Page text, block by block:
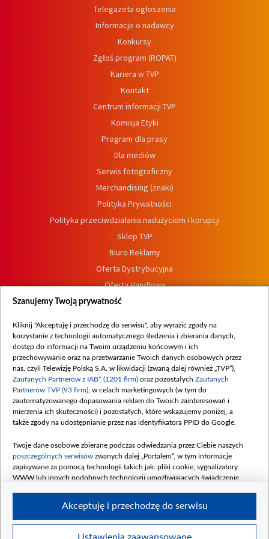
Telegazeta ogłoszenia
Informacje o nadawcy
Konkursy
Zgłoś program (ROPAT)
Kariera w TVP
Kontakt
Centrum informacji TVP
Komisja Etyki
Program dla prasy
Dla mediów
Serwis fotograficzny
Merchandising (znaki)
Polityka Prywatności
Polityka przeciwdziałania nadużyciom i korupcji
Sklep TVP
Biuro Reklamy
Oferta Dystrybucyjna
Oferta Handlowa
Dostępność
Procedura zgłoszeń wewnętrznych
Szanujemy Twoją prywatność
Kliknij "Akceptuję i przechodzę do serwisu", aby wyrazić zgody na
korzystanie z technologii automatycznego śledzenia i zbierania danych,
dostęp do informacji na Twoim urządzeniu końcowym i ich
przechowywanie oraz na przetwarzanie Twoich danych osobowych przez
nas, czyli Telewizję Polską S.A. w likwidacji (zwaną dalej również „TVP”),
Zaufanych Partnerów z IAB* (1201 firm) oraz pozostałych Zaufanych
Partnerów TVP (93 firm) , w celach marketingowych (w tym do
zautomatyzowanego dopasowania reklam do Twoich zainteresowań i
mierzenia ich skuteczności) i pozostałych, które wskazujemy poniżej, a
także zgody na udostępnianie przez nas identyfikatora PPID do Google.
Twoje dane osobowe zbierane podczas odwiedzania przez Ciebie naszych
poszczególnych serwisów zwanych dalej „Portalem”, w tym informacje
zapisywane za pomocą technologii takich jak: pliki cookie, sygnalizatory
WWW lub innych podobnych technologii umożliwiających świadczenie
Twoje dane osobowe zbierane podczas odwiedzania przez Ciebie
Akceptuję i przechodzę do serwisu